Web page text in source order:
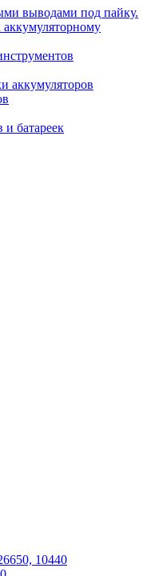
выводами под пайку.
аккумуляторов
батареек
10440